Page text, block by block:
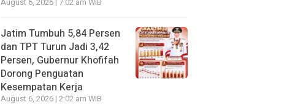
August 6, 2026 | 7:02 am WIB
Jatim Tumbuh 5,84 Persen
dan TPT Turun Jadi 3,42
Persen, Gubernur Khofifah
Dorong Penguatan
Kesempatan Kerja
August 6, 2026 | 2:02 am WIB